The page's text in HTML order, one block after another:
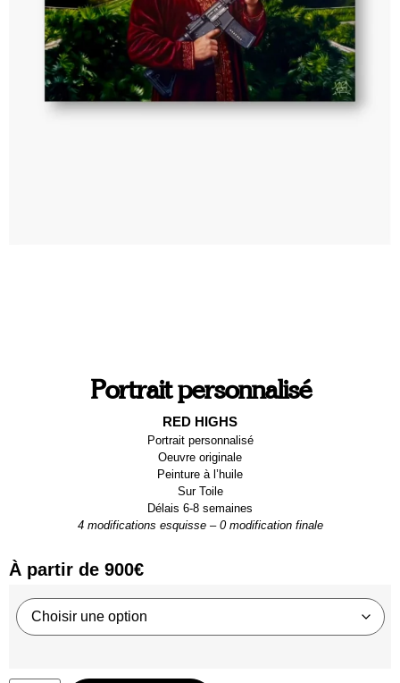
Portrait personnalisé
RED HIGHS
Portrait personnalisé
Oeuvre originale
Peinture à l’huile
Sur Toile
Délais 6-8 semaines
4 modifications esquisse – 0 modification finale
À partir de 900€